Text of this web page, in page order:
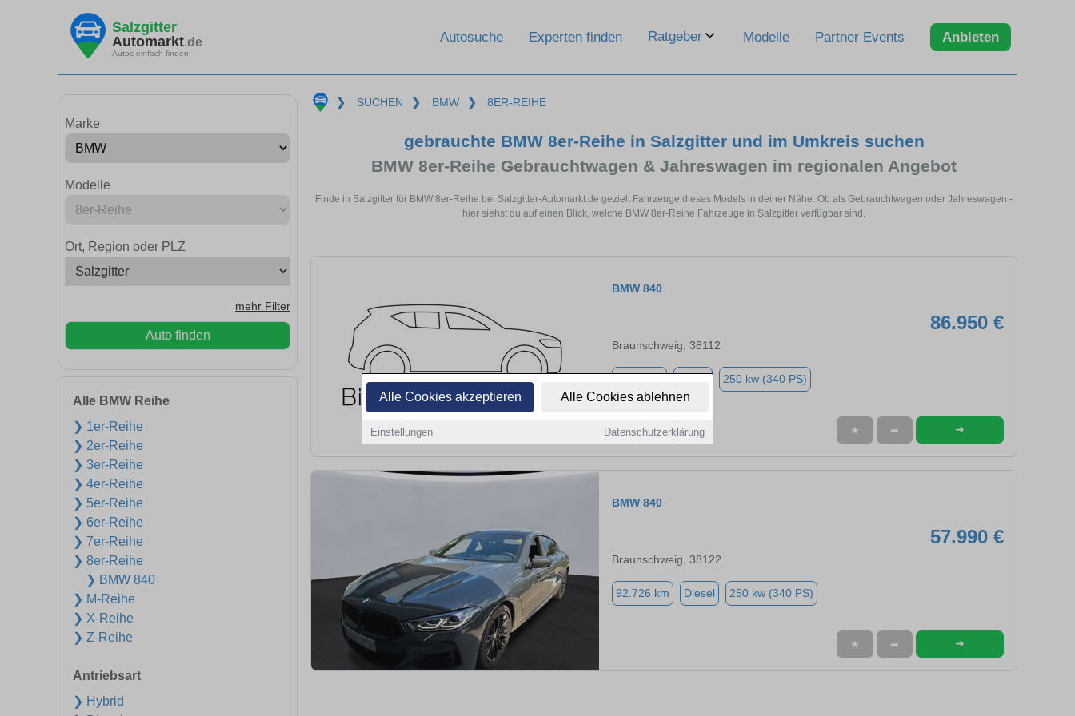
Alle Cookies akzeptieren Alle Cookies ablehnen
Einstellungen Datenschutzerklärung
Salzgitter
Automarkt.de
Autos einfach finden
Autosuche Experten finden Ratgeber Modelle Partner Events Anbieten
Marke
Modelle
Ort, Region oder PLZ
mehr Filter
Auto finden
Alle BMW Reihe
❯ 1er-Reihe
❯ 2er-Reihe
❯ 3er-Reihe
❯ 4er-Reihe
❯ 5er-Reihe
❯ 6er-Reihe
❯ 7er-Reihe
❯ 8er-Reihe
❯ BMW 840
❯ M-Reihe
❯ X-Reihe
❯ Z-Reihe
Antriebsart
❯ Hybrid
❯ SUCHEN ❯ BMW ❯ 8ER-REIHE
gebrauchte BMW 8er-Reihe in Salzgitter und im Umkreis suchen
BMW 8er-Reihe Gebrauchtwagen & Jahreswagen im regionalen Angebot
Finde in Salzgitter für BMW 8er-Reihe bei Salzgitter-Automarkt.de gezielt Fahrzeuge dieses Models in deiner Nähe. Ob als Gebrauchtwagen oder Jahreswagen -
hier siehst du auf einen Blick, welche BMW 8er-Reihe Fahrzeuge in Salzgitter verfügbar sind.
BMW 840
86.950 €
Braunschweig, 38112
250 kw (340 PS)
★ ➦ ➜
BMW 840
57.990 €
Braunschweig, 38122
92.726 km Diesel 250 kw (340 PS)
★ ➦ ➜